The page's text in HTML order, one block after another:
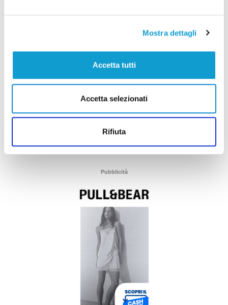
Mostra dettagli
Accetta tutti
Accetta selezionati
Rifiuta
Pubblicità